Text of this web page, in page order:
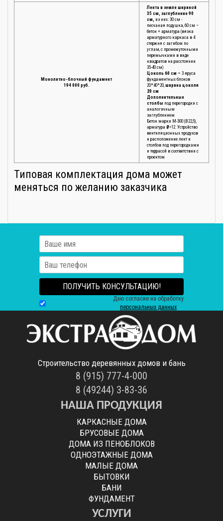
Монолитно-блочный фундамент
194 000 руб.
Лента в земле шириной
35 см, заглубление 90
см, из них: 30 см -
песчаная подушка, 60 см –
бетон + арматура (вязка
арматурного каркаса в 4
стержня с загибом по
углам, с промежуточными
перемычками в виде
квадратов на расстоянии
35-40 см)
Цоколь 60 см – 3 яруса
фундаментных блоков
20*40*20, ширина цоколя
20 см
Дополнительные
столбы под перегородки с
аналогичным
заглублением
Бетон марки М-300 (В22,5),
арматура Ø=12. Устройство
вентиляционных продухов
и расположение лент и
столбов под перегородками
и террасой в соответствии с
проектом
Типовая комплектация дома может
меняться по желанию заказчика
ПОЛУЧИТЬ КОНСУЛЬТАЦИЮ!
Даю согласие на обработку
персональных данных
Строительство деревянных домов и бань
8 (915) 777-4-000
8 (49244) 3-83-36
НАША ПРОДУКЦИЯ
КАРКАСНЫЕ ДОМА
БРУСОВЫЕ ДОМА
ДОМА ИЗ ПЕНОБЛОКОВ
ОДНОЭТАЖНЫЕ ДОМА
МАЛЫЕ ДОМА
БЫТОВКИ
БАНИ
ФУНДАМЕНТ
УСЛУГИ